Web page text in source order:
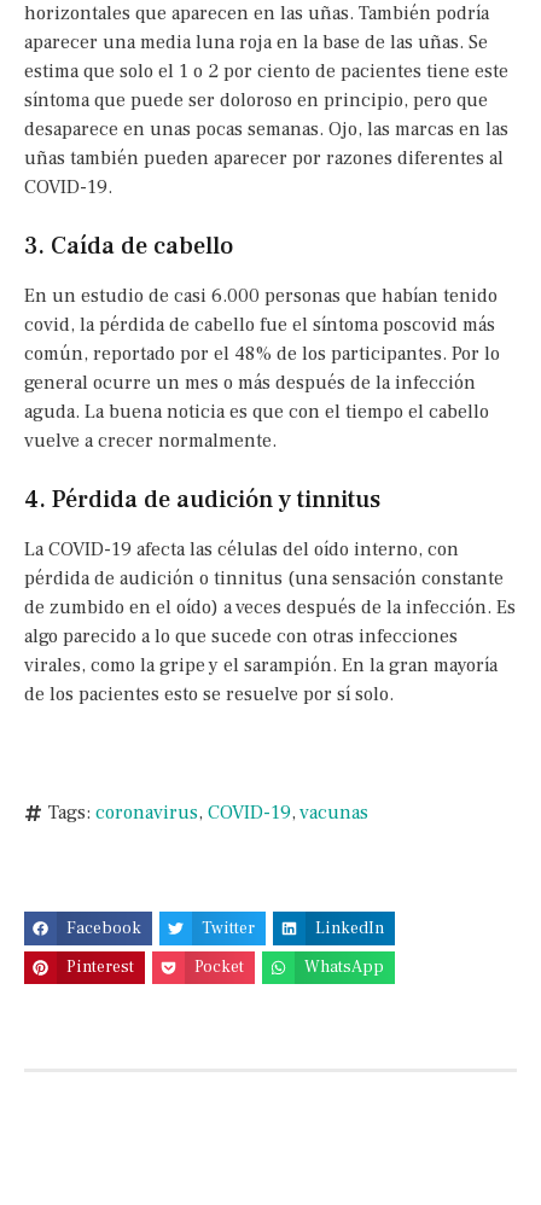
horizontales que aparecen en las uñas. También podría
aparecer una media luna roja en la base de las uñas. Se
estima que solo el 1 o 2 por ciento de pacientes tiene este
síntoma que puede ser doloroso en principio, pero que
desaparece en unas pocas semanas. Ojo, las marcas en las
uñas también pueden aparecer por razones diferentes al
COVID-19.
3. Caída de cabello
En un estudio de casi 6.000 personas que habían tenido
covid, la pérdida de cabello fue el síntoma poscovid más
común, reportado por el 48% de los participantes. Por lo
general ocurre un mes o más después de la infección
aguda. La buena noticia es que con el tiempo el cabello
vuelve a crecer normalmente.
4. Pérdida de audición y tinnitus
La COVID-19 afecta las células del oído interno, con
pérdida de audición o tinnitus (una sensación constante
de zumbido en el oído) a veces después de la infección. Es
algo parecido a lo que sucede con otras infecciones
virales, como la gripe y el sarampión. En la gran mayoría
de los pacientes esto se resuelve por sí solo.
Tags: coronavirus, COVID-19, vacunas
Facebook Twitter
LinkedIn
Pinterest
Pocket WhatsApp